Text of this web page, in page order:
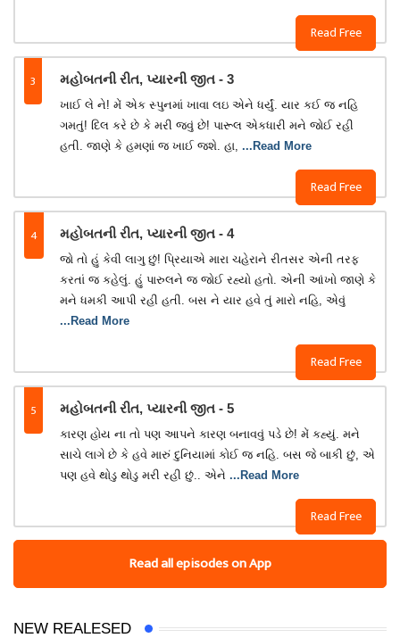
Read Free
3 મહોબતની રીત, પ્યારની જીત - 3
Read Free
ખાઈ લે ને! મેં એક સ્પુનમાં ખાવા લઇ એને ધર્યું. યાર કઈ જ નહિ
ગમતું! દિલ કરે છે કે મરી જવું છે! પારૂલ એકધારી મને જોઈ રહી
હતી. જાણે કે હમણાં જ ખાઈ જશે. હા, ...Read More
4 મહોબતની રીત, પ્યારની જીત - 4
Read Free
જો તો હું કેવી લાગુ છું! પ્રિયાએ મારા ચહેરાને રીતસર એની તરફ
કરતાં જ કહેલું. હું પારુલને જ જોઈ રહ્યો હતો. એની આંખો જાણે કે
મને ધમકી આપી રહી હતી. બસ ને યાર હવે તું મારો નહિ, એવું
...Read More
5 મહોબતની રીત, પ્યારની જીત - 5
Read Free
કારણ હોય ના તો પણ આપને કારણ બનાવવું પડે છે! મેં કહ્યું. મને
સાચે લાગે છે કે હવે મારું દુનિયામાં કોઈ જ નહિ. બસ જે બાકી છું, એ
પણ હવે થોડુ થોડુ મરી રહી છું.. એને ...Read More
Read all episodes on App
NEW REALESED